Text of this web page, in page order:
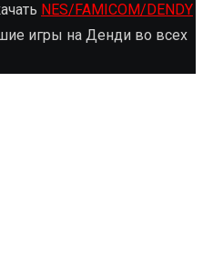
NES/FAMICOM/DENDY
игры на Денди во всех